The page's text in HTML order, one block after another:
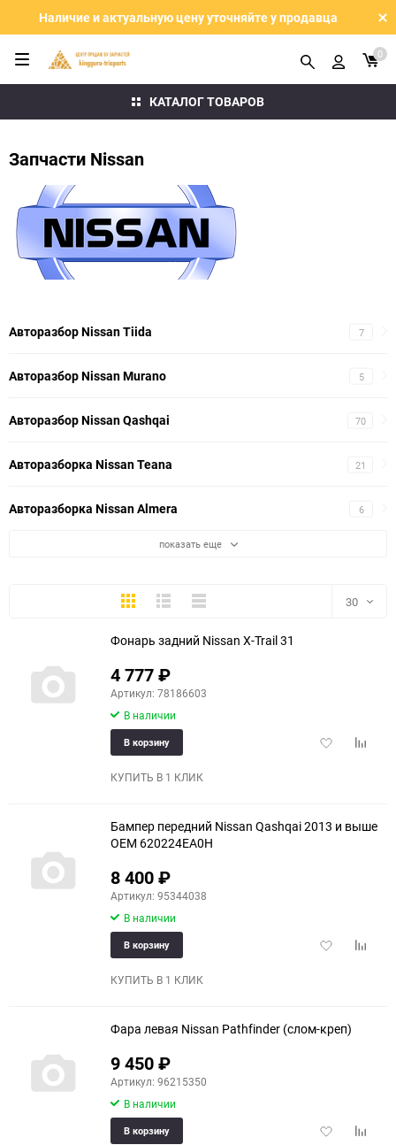
Наличие и актуальную цену уточняйте у продавца
КАТАЛОГ ТОВАРОВ
0
Запчасти Nissan
7
Авторазбор Nissan Tiida
5
Авторазбор Nissan Murano
70
Авторазбор Nissan Qashqai
21
Авторазборка Nissan Teana
6
Авторазборка Nissan Almera
показать еще
ПлиткаПодробноКомпактно 30
Фонарь задний Nissan X-Trail 31
4 777₽
Артикул: 78186603
В наличии
Добавить
В корзину
КУПИТЬ В 1 КЛИК
Бампер передний Nissan Qashqai 2013 и выше
OEM 620224EA0H
8 400₽
Артикул: 95344038
В наличии
Добавить
В корзину
КУПИТЬ В 1 КЛИК
Фара левая Nissan Pathfinder (слом-креп)
9 450₽
Артикул: 96215350
В наличии
Добавить
В корзину